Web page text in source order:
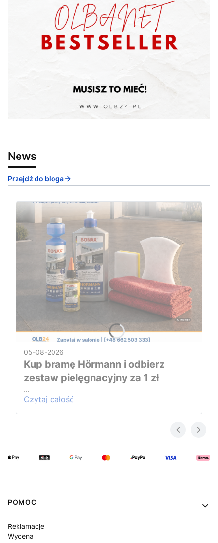
News
Przejdź do bloga
05-08-2026
Kup bramę Hörmann i odbierz
zestaw pielęgnacyjny za 1 zł
…
Czytaj całość
Linki w stopce
POMOC
Reklamacje
Wycena